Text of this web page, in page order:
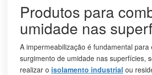
Produtos para
umidade nas
A impermeabilização é fundamental para
surgimento de umidade nas superfícies,
realizar o isolamento industrial ou